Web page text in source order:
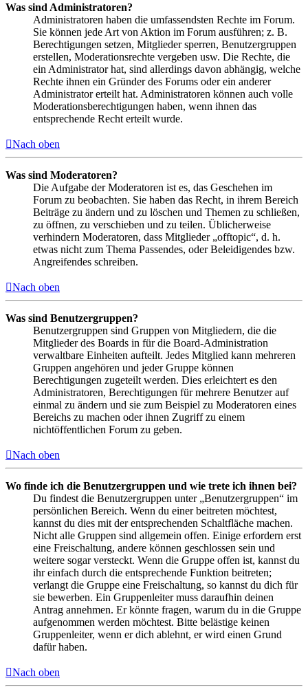
Was sind Administratoren?
Administratoren haben die umfassendsten Rechte im Forum.
Sie können jede Art von Aktion im Forum ausführen; z. B.
Berechtigungen setzen, Mitglieder sperren, Benutzergruppen
erstellen, Moderationsrechte vergeben usw. Die Rechte, die
ein Administrator hat, sind allerdings davon abhängig, welche
Rechte ihnen ein Gründer des Forums oder ein anderer
Administrator erteilt hat. Administratoren können auch volle
Moderationsberechtigungen haben, wenn ihnen das
entsprechende Recht erteilt wurde.
Nach oben
Was sind Moderatoren?
Die Aufgabe der Moderatoren ist es, das Geschehen im
Forum zu beobachten. Sie haben das Recht, in ihrem Bereich
Beiträge zu ändern und zu löschen und Themen zu schließen,
zu öffnen, zu verschieben und zu teilen. Üblicherweise
verhindern Moderatoren, dass Mitglieder „offtopic“, d. h.
etwas nicht zum Thema Passendes, oder Beleidigendes bzw.
Angreifendes schreiben.
Nach oben
Was sind Benutzergruppen?
Benutzergruppen sind Gruppen von Mitgliedern, die die
Mitglieder des Boards in für die Board-Administration
verwaltbare Einheiten aufteilt. Jedes Mitglied kann mehreren
Gruppen angehören und jeder Gruppe können
Berechtigungen zugeteilt werden. Dies erleichtert es den
Administratoren, Berechtigungen für mehrere Benutzer auf
einmal zu ändern und sie zum Beispiel zu Moderatoren eines
Bereichs zu machen oder ihnen Zugriff zu einem
nichtöffentlichen Forum zu geben.
Nach oben
Wo finde ich die Benutzergruppen und wie trete ich ihnen bei?
Du findest die Benutzergruppen unter „Benutzergruppen“ im
persönlichen Bereich. Wenn du einer beitreten möchtest,
kannst du dies mit der entsprechenden Schaltfläche machen.
Nicht alle Gruppen sind allgemein offen. Einige erfordern erst
eine Freischaltung, andere können geschlossen sein und
weitere sogar versteckt. Wenn die Gruppe offen ist, kannst du
ihr einfach durch die entsprechende Funktion beitreten;
verlangt die Gruppe eine Freischaltung, so kannst du dich für
sie bewerben. Ein Gruppenleiter muss daraufhin deinen
Antrag annehmen. Er könnte fragen, warum du in die Gruppe
aufgenommen werden möchtest. Bitte belästige keinen
Gruppenleiter, wenn er dich ablehnt, er wird einen Grund
dafür haben.
Nach oben